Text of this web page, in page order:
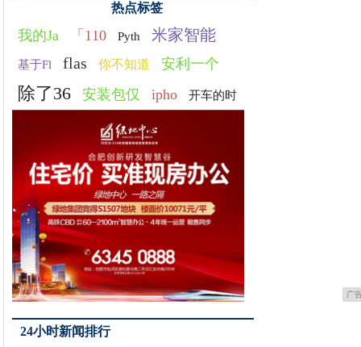
热点标签
我的Ja 「110 Pyth 米家智能
基于Fl flas 你不知道 安利一个
除了36 安装包仅 ipho 开车的时
广
24小时新闻排行